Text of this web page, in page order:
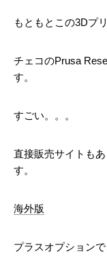
もともとこの3Dプ
チェコのPrusa
す。
すごい。。。
直接販売サイトも
す。
海外版
プラスオプション